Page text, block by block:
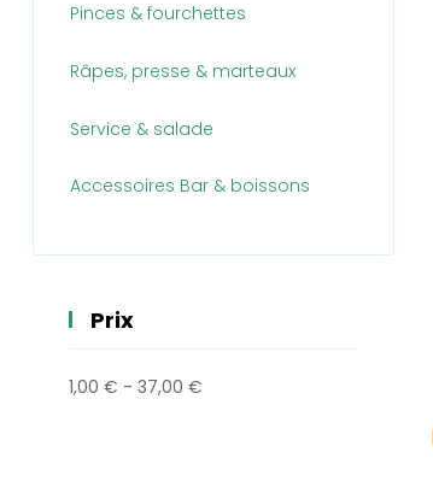
Pinces & fourchettes
Râpes, presse & marteaux
Service & salade
Accessoires Bar & boissons
Prix
1,00 € - 37,00 €